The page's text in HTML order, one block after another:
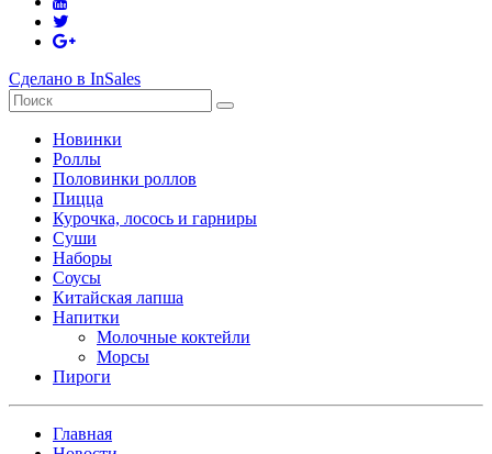
Сделано в InSales
Новинки
Роллы
Половинки роллов
Пицца
Курочка, лосось и гарниры
Суши
Наборы
Соусы
Китайская лапша
Напитки
Молочные коктейли
Морсы
Пироги
Главная